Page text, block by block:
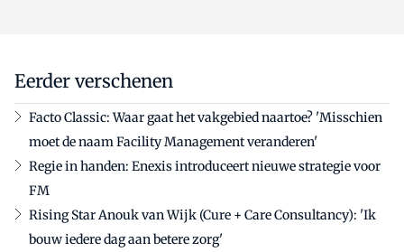
Eerder verschenen
Facto Classic: Waar gaat het vakgebied naartoe? 'Misschien
moet de naam Facility Management veranderen'
Regie in handen: Enexis introduceert nieuwe strategie voor
FM
Rising Star Anouk van Wijk (Cure + Care Consultancy): 'Ik
bouw iedere dag aan betere zorg'